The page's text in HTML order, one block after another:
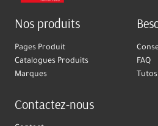
Nos produits
Pages Produit
Catalogues Produits
Marques
FAQ
Contactez-nous